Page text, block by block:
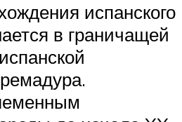
испанского
в граничащей